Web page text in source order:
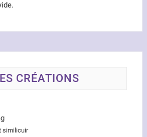
CRÉATIONS
similicuir